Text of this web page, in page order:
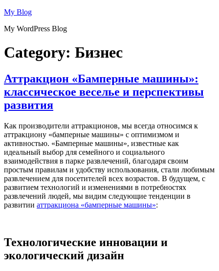
Skip
content
My Blog
My WordPress Blog
Category: Бизнес
Аттракцион «Бамперные машины»:
классическое веселье и перспективы
развития
Как производители аттракционов, мы всегда относимся к
аттракциону «бамперные машины» с оптимизмом и
активностью. «Бамперные машины», известные как
идеальный выбор для семейного и социального
взаимодействия в парке развлечений, благодаря своим
простым правилам и удобству использования, стали любимым
развлечением для посетителей всех возрастов. В будущем, с
развитием технологий и изменениями в потребностях
развлечений людей, мы видим следующие тенденции в
развитии аттракциона «бамперные машины»:
Технологические инновации и
экологический дизайн